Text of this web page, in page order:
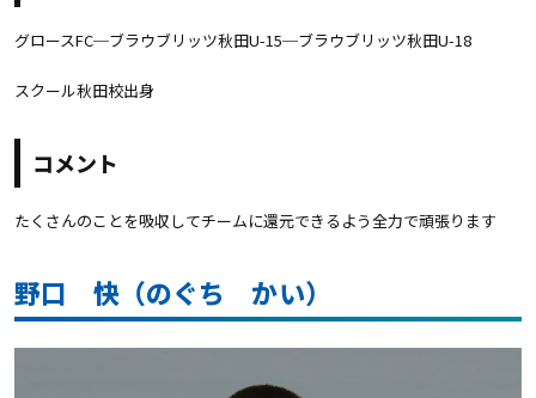
グロースFC─ブラウブリッツ秋田U-15─ブラウブリッツ秋田U-18
スクール秋田校出身
コメント
たくさんのことを吸収してチームに還元できるよう全力で頑張ります
野口 快（のぐち かい）